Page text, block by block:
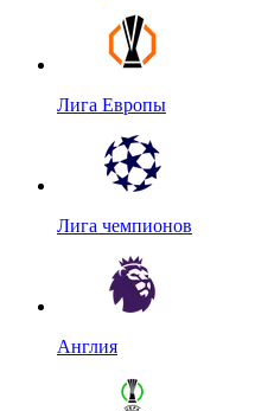
Лига Европы
Лига чемпионов
Англия